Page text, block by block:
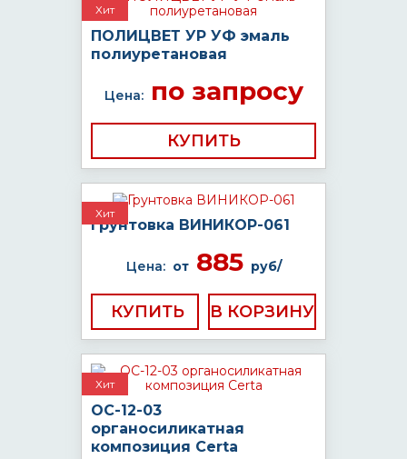
Хит
ПОЛИЦВЕТ УР УФ эмаль
полиуретановая
Цена:по запросу
КУПИТЬ
Хит
Грунтовка ВИНИКОР-061
Цена: от885 руб/
КУПИТЬ
Хит
ОС-12-03
органосиликатная
композиция Certa